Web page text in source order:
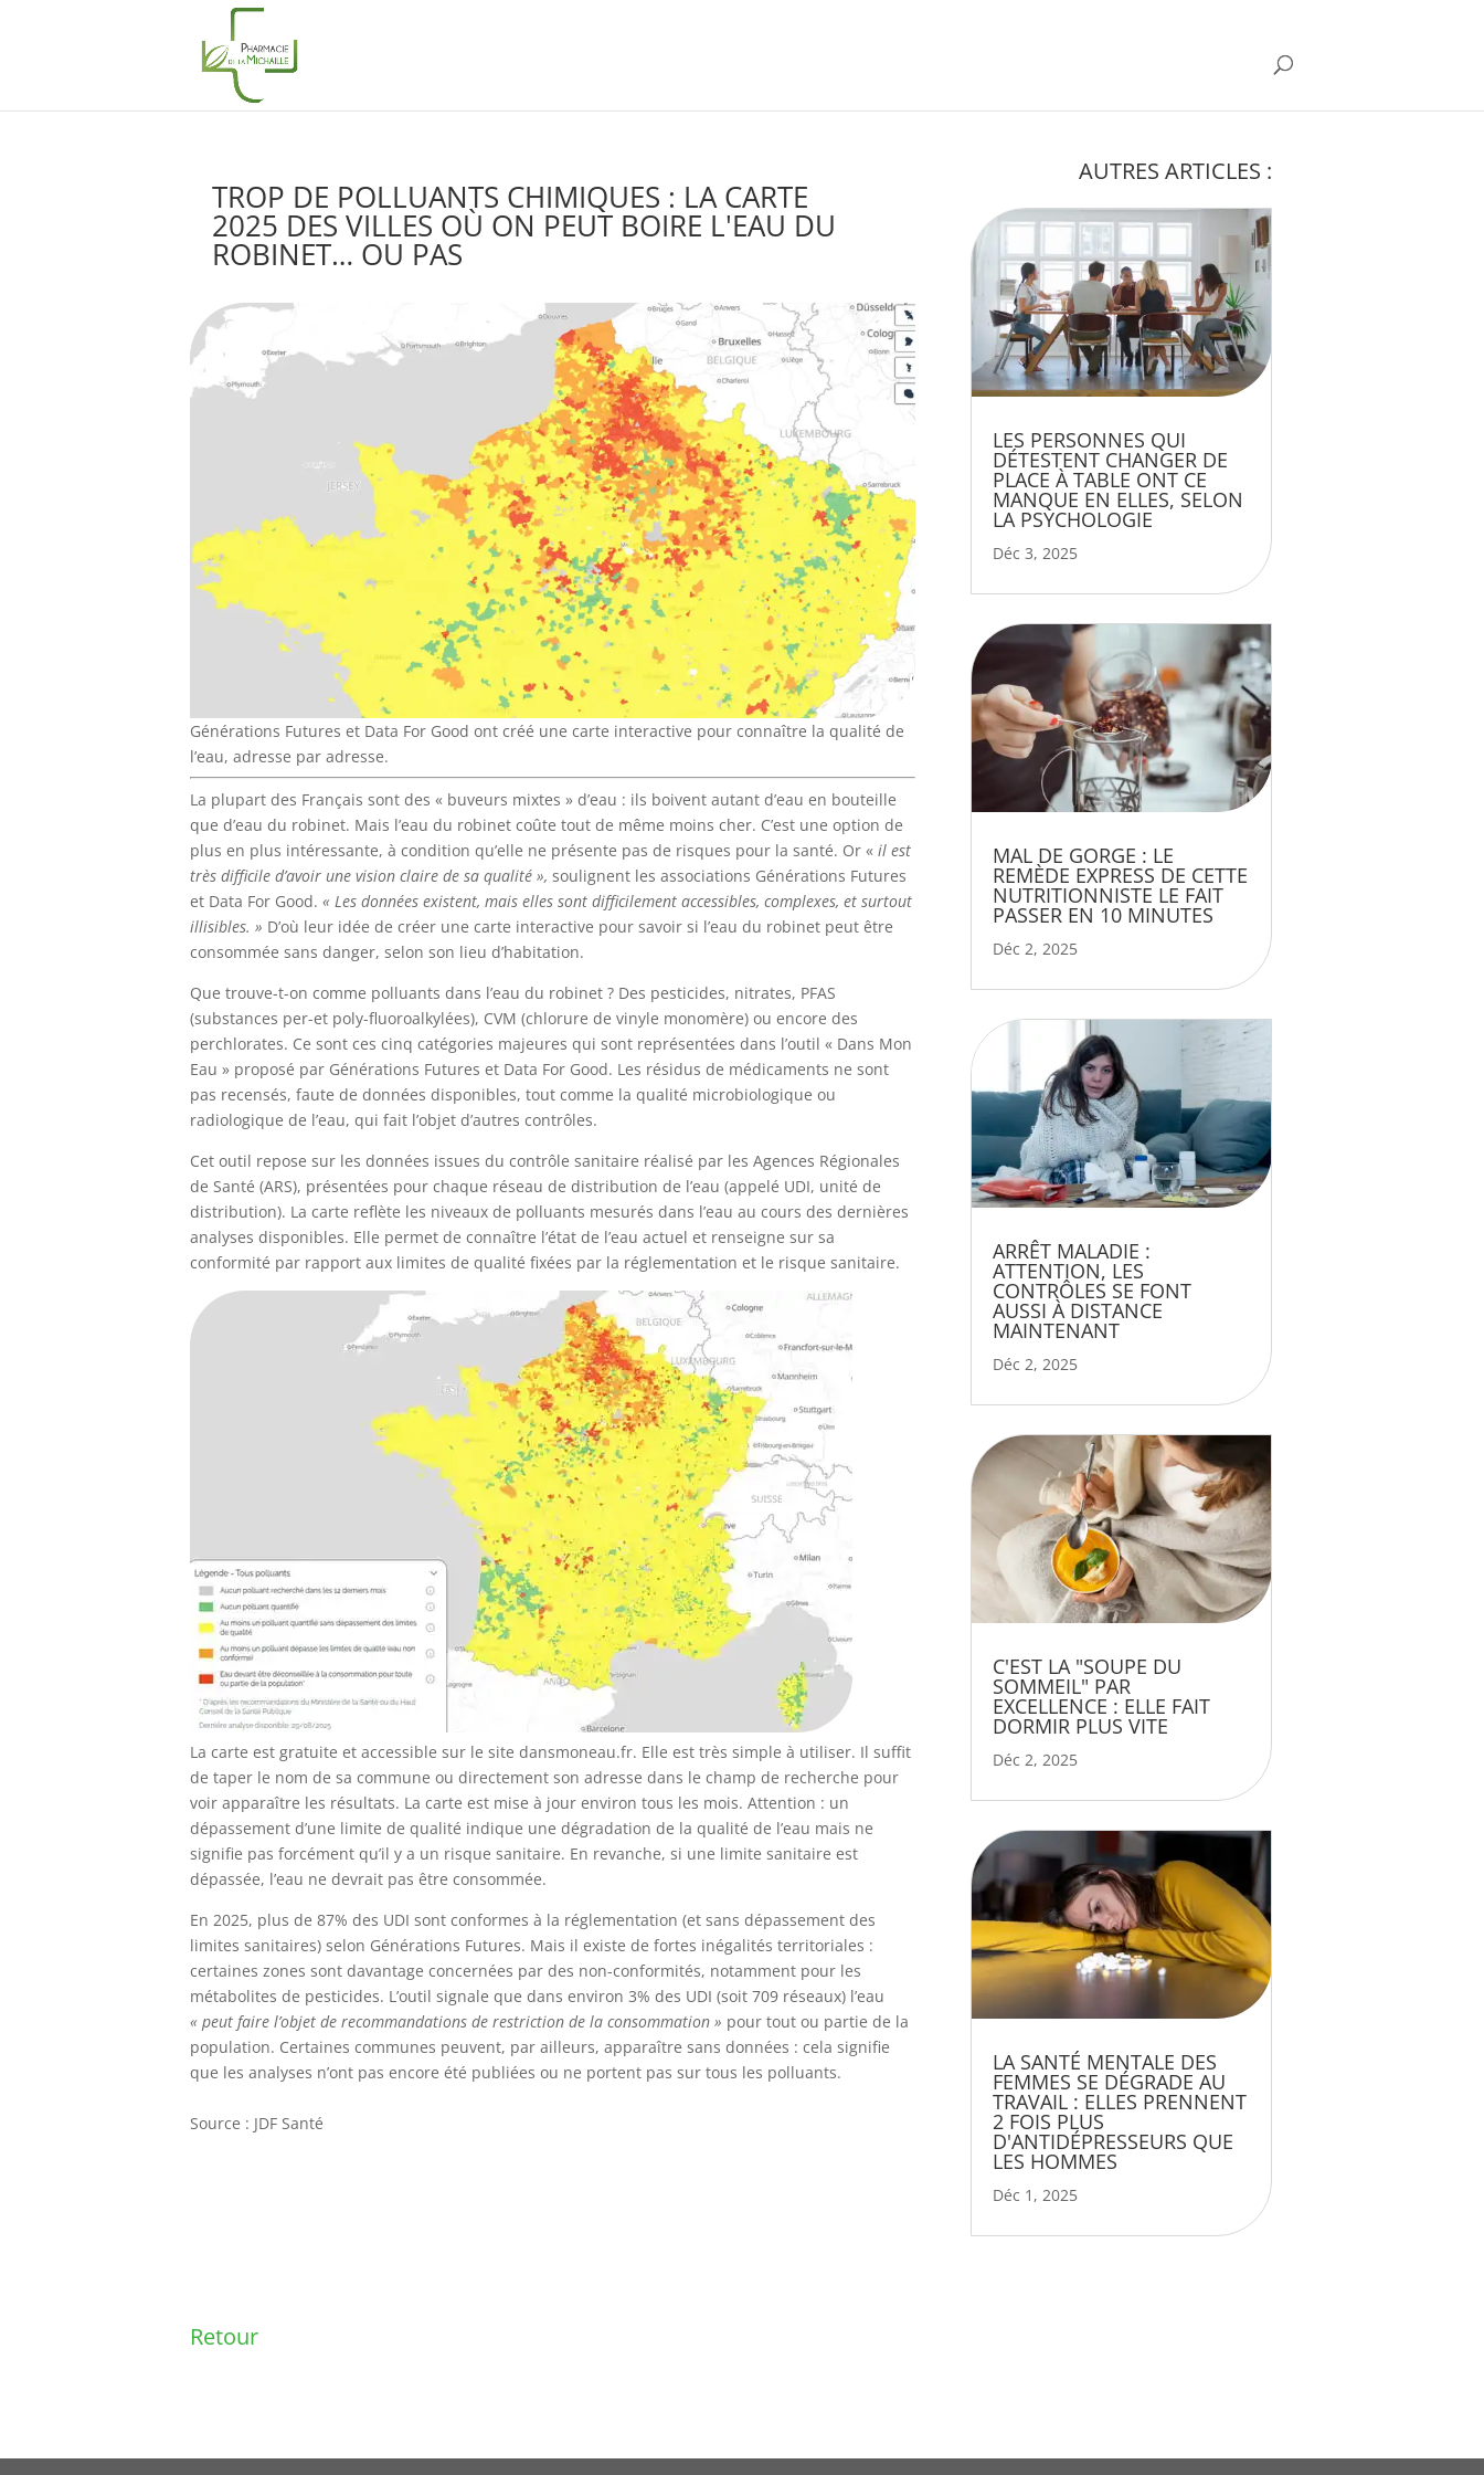
TROP DE POLLUANTS CHIMIQUES : LA CARTE
2025 DES VILLES OÙ ON PEUT BOIRE L'EAU DU
ROBINET… OU PAS
Générations Futures et Data For Good ont créé une carte interactive pour connaître la qualité de
l’eau, adresse par adresse.
La plupart des Français sont des « buveurs mixtes » d’eau : ils boivent autant d’eau en bouteille
que d’eau du robinet. Mais l’eau du robinet coûte tout de même moins cher. C’est une option de
plus en plus intéressante, à condition qu’elle ne présente pas de risques pour la santé. Or « il est
très difficile d’avoir une vision claire de sa qualité », soulignent les associations Générations Futures
et Data For Good. « Les données existent, mais elles sont difficilement accessibles, complexes, et surtout
illisibles. » D’où leur idée de créer une carte interactive pour savoir si l’eau du robinet peut être
consommée sans danger, selon son lieu d’habitation.
Que trouve-t-on comme polluants dans l’eau du robinet ? Des pesticides, nitrates, PFAS
(substances per-et poly-fluoroalkylées), CVM (chlorure de vinyle monomère) ou encore des
perchlorates. Ce sont ces cinq catégories majeures qui sont représentées dans l’outil « Dans Mon
Eau » proposé par Générations Futures et Data For Good. Les résidus de médicaments ne sont
pas recensés, faute de données disponibles, tout comme la qualité microbiologique ou
radiologique de l’eau, qui fait l’objet d’autres contrôles.
Cet outil repose sur les données issues du contrôle sanitaire réalisé par les Agences Régionales
de Santé (ARS), présentées pour chaque réseau de distribution de l’eau (appelé UDI, unité de
distribution). La carte reflète les niveaux de polluants mesurés dans l’eau au cours des dernières
analyses disponibles. Elle permet de connaître l’état de l’eau actuel et renseigne sur sa
conformité par rapport aux limites de qualité fixées par la réglementation et le risque sanitaire.
La carte est gratuite et accessible sur le site dansmoneau.fr. Elle est très simple à utiliser. Il suffit
de taper le nom de sa commune ou directement son adresse dans le champ de recherche pour
voir apparaître les résultats. La carte est mise à jour environ tous les mois. Attention : un
dépassement d’une limite de qualité indique une dégradation de la qualité de l’eau mais ne
signifie pas forcément qu’il y a un risque sanitaire. En revanche, si une limite sanitaire est
dépassée, l’eau ne devrait pas être consommée.
En 2025, plus de 87% des UDI sont conformes à la réglementation (et sans dépassement des
limites sanitaires) selon Générations Futures. Mais il existe de fortes inégalités territoriales :
certaines zones sont davantage concernées par des non-conformités, notamment pour les
métabolites de pesticides. L’outil signale que dans environ 3% des UDI (soit 709 réseaux) l’eau
« peut faire l’objet de recommandations de restriction de la consommation » pour tout ou partie de la
population. Certaines communes peuvent, par ailleurs, apparaître sans données : cela signifie
que les analyses n’ont pas encore été publiées ou ne portent pas sur tous les polluants.
Source : JDF Santé
AUTRES ARTICLES :
LES PERSONNES QUI
DÉTESTENT CHANGER DE
PLACE À TABLE ONT CE
MANQUE EN ELLES, SELON
LA PSYCHOLOGIE
Déc 3, 2025
MAL DE GORGE : LE
REMÈDE EXPRESS DE CETTE
NUTRITIONNISTE LE FAIT
PASSER EN 10 MINUTES
Déc 2, 2025
ARRÊT MALADIE :
ATTENTION, LES
CONTRÔLES SE FONT
AUSSI À DISTANCE
MAINTENANT
Déc 2, 2025
C'EST LA "SOUPE DU
SOMMEIL" PAR
EXCELLENCE : ELLE FAIT
DORMIR PLUS VITE
Déc 2, 2025
LA SANTÉ MENTALE DES
FEMMES SE DÉGRADE AU
TRAVAIL : ELLES PRENNENT
2 FOIS PLUS
D'ANTIDÉPRESSEURS QUE
LES HOMMES
Déc 1, 2025
Retour